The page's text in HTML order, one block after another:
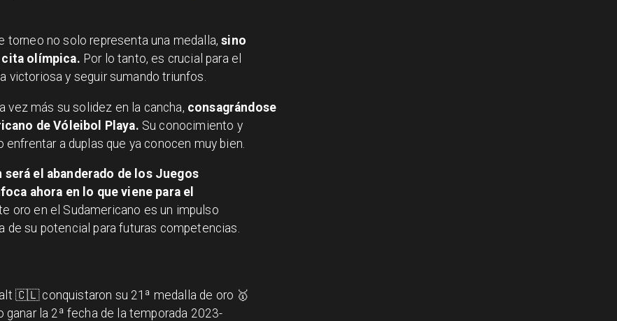
torneo no solo representa una medalla,sino
cita olímpica. Por lo tanto, es crucial para el
victoriosa y seguir sumando triunfos.
vez más su solidez en la cancha, consagrándose
de Vóleibol Playa. Su conocimiento y
a duplas que ya conocen muy bien.
será el abanderado de los Juegos
ahora en lo que viene para el
oro en el Sudamericano es un impulso
de su potencial para futuras competencias.
🇨🇱 conquistaron su 21ª medalla de oro 🥇
ganar la 2ª fecha de la temporada 2023-